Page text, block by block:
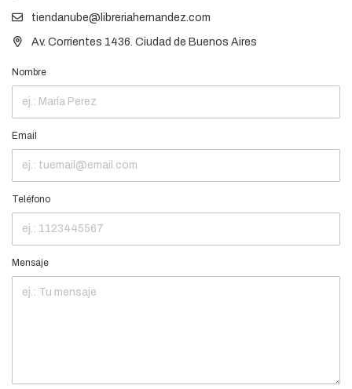
tiendanube@libreriahernandez.com
Av. Corrientes 1436. Ciudad de Buenos Aires
Nombre
Email
Teléfono
Mensaje